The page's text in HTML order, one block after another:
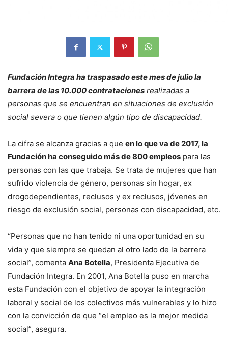
Fundación Integra ha traspasado este mes de julio la
barrera de las 10.000 contrataciones realizadas a
personas que se encuentran en situaciones de exclusión
social severa o que tienen algún tipo de discapacidad.
La cifra se alcanza gracias a que en lo que va de 2017, la
Fundación ha conseguido más de 800 empleos para las
personas con las que trabaja. Se trata de mujeres que han
sufrido violencia de género, personas sin hogar, ex
drogodependientes, reclusos y ex reclusos, jóvenes en
riesgo de exclusión social, personas con discapacidad, etc.
“Personas que no han tenido ni una oportunidad en su
vida y que siempre se quedan al otro lado de la barrera
social”, comenta Ana Botella, Presidenta Ejecutiva de
Fundación Integra. En 2001, Ana Botella puso en marcha
esta Fundación con el objetivo de apoyar la integración
laboral y social de los colectivos más vulnerables y lo hizo
con la convicción de que “el empleo es la mejor medida
social”, asegura.